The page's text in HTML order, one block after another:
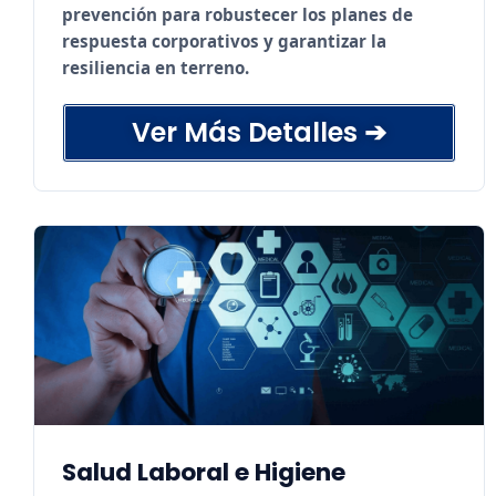
prevención para robustecer los planes de
respuesta corporativos y garantizar la
resiliencia en terreno.
Ver Más Detalles ➔
Industriales.
Planes de Gestión de Riesgos y Desastres
(GRD).
Conformación y estructuración de Brigadas
de Emergencia.
Simulacros de campo avanzados y
entrenamiento técnico.
Salud Laboral e Higiene